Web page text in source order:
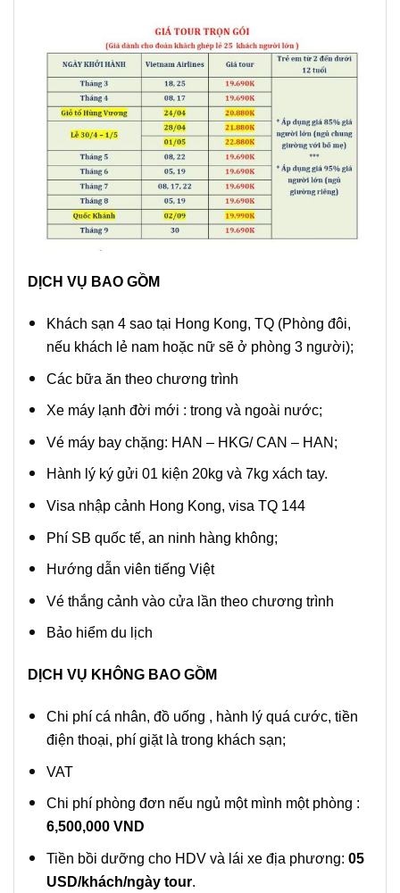
DỊCH VỤ BAO GỒM
Khách sạn 4 sao tại Hong Kong, TQ (Phòng đôi,
nếu khách lẻ nam hoặc nữ sẽ ở phòng 3 người);
Các bữa ăn theo chương trình
Xe máy lạnh đời mới : trong và ngoài nước;
Vé máy bay chặng: HAN – HKG/ CAN – HAN;
Hành lý ký gửi 01 kiện 20kg và 7kg xách tay.
Visa nhập cảnh Hong Kong, visa TQ 144
Phí SB quốc tế, an ninh hàng không;
Hướng dẫn viên tiếng Việt
Vé thắng cảnh vào cửa lần theo chương trình
Bảo hiểm du lịch
DỊCH VỤ KHÔNG BAO GỒM
Chi phí cá nhân, đồ uống , hành lý quá cước, tiền
điện thoại, phí giặt là trong khách sạn;
VAT
Chi phí phòng đơn nếu ngủ một mình một phòng :
6,500,000 VN D
Tiền bồi dưỡng cho HDV và lái xe địa phương: 05
USD/khách/ngày tour.